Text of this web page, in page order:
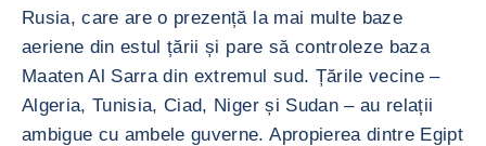
Rusia, care are o prezență la mai multe baze
aeriene din estul țării și pare să controleze baza
Maaten Al Sarra din extremul sud. Țările vecine –
Algeria, Tunisia, Ciad, Niger și Sudan – au relații
ambigue cu ambele guverne. Apropierea dintre Egipt